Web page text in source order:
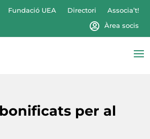
Fundació UEA Directori
Associa’t!
Àrea socis
per al